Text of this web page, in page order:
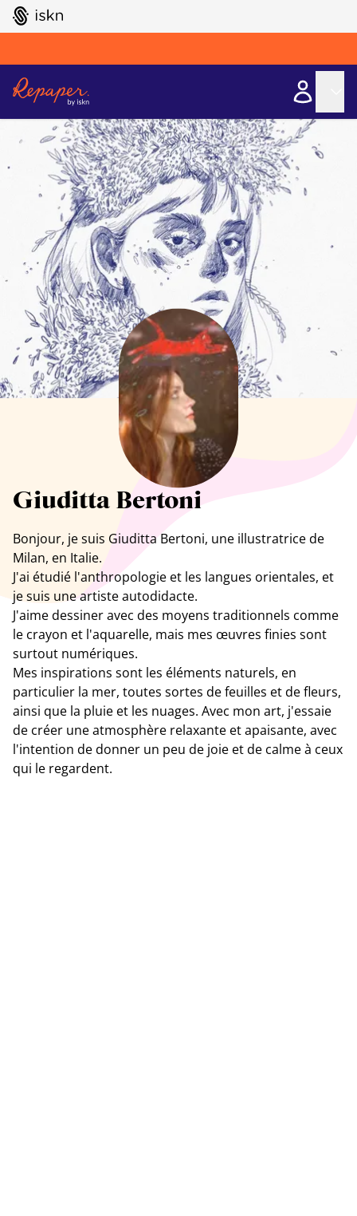
GO TO ISKN HOME
Tous les artistes
Giuditta Bertoni
Bonjour, je suis Giuditta Bertoni, une illustratrice de
Milan, en Italie.
J'ai étudié l'anthropologie et les langues orientales, et
je suis une artiste autodidacte.
J'aime dessiner avec des moyens traditionnels comme
le crayon et l'aquarelle, mais mes œuvres finies sont
surtout numériques.
Mes inspirations sont les éléments naturels, en
particulier la mer, toutes sortes de feuilles et de fleurs,
ainsi que la pluie et les nuages. Avec mon art, j'essaie
de créer une atmosphère relaxante et apaisante, avec
l'intention de donner un peu de joie et de calme à ceux
qui le regardent.